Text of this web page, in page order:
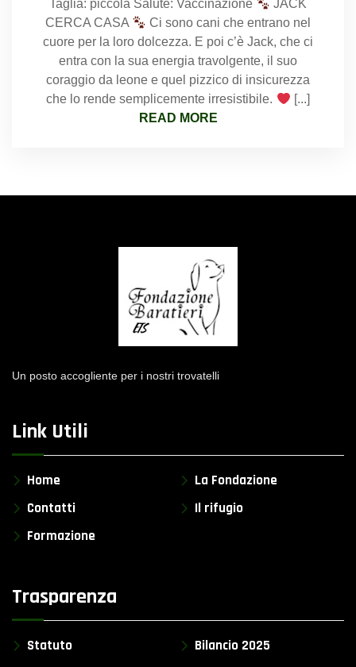
Taglia: piccola Salute: Vaccinazione
JACK
CERCA CASA
Ci sono cani che entrano nel
cuore per la loro dolcezza. E poi c’è Jack, che ci
entra con la sua energia travolgente, il suo
coraggio da leone e quel pizzico di insicurezza
che lo rende semplicemente irresistibile.
[...]
READ MORE
Un posto accogliente per i nostri trovatelli
Link Utili
Home
La Fondazione
Contatti
Il rifugio
Formazione
Trasparenza
Statuto
Bilancio 2025